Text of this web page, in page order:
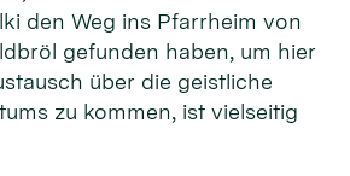
den Weg ins Pfarrheim von
gefunden haben, um hier
über die geistliche
zu kommen, ist vielseitig